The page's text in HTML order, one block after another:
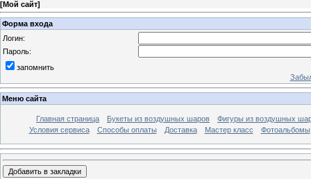
[Мой сайт]
Форма входа
Логин:
Пароль:
запомнить
Меню сайта
Главная страница Букеты из воздушных шаров
Фигуры из воздушных
Условия сервиса
Способы оплаты Доставка Мастер класс Фотоальбомы